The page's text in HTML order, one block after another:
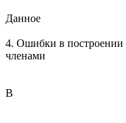
Данное
4. Ошибки в
членами
В